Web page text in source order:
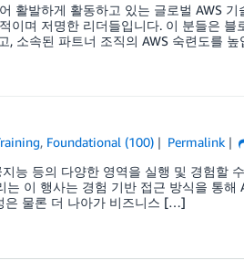
활발하게 활동하고 있는 글로벌 AWS 기
이며 저명한 리더들입니다. 이 분들은 블
소속된 파트너 조직의 AWS 숙련도를 높
, Foundational (100) Permalink
능 등의 다양한 영역을 실행 및 경험할
이 행사는 경험 기반 접근 방식을 통해
은 물론 더 나아가 비즈니스 […]